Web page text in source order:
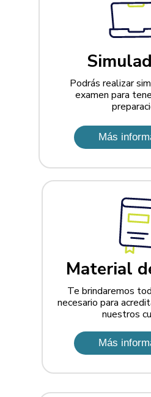
Te brindaremos
necesario para
nuestros
Material
Podrás realizar
examen para
Más
Más